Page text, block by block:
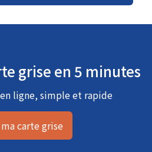
grise en 5 minutes
ligne, simple et rapide
carte grise